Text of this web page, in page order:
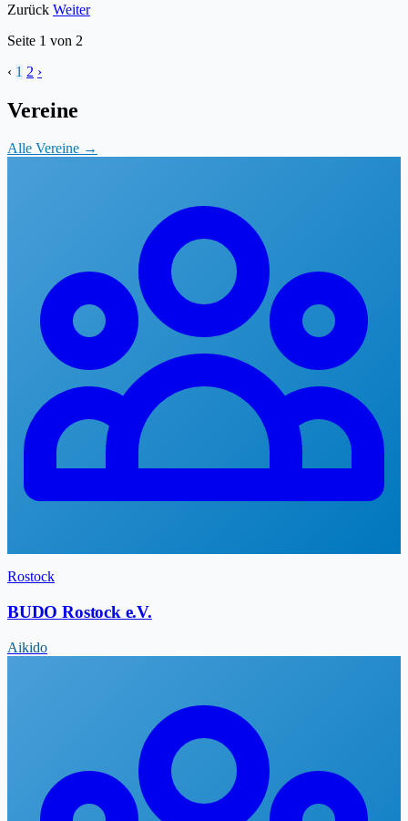
Zurück Weiter
Seite 1 von 2
‹ 1 2 ›
Vereine
Alle Vereine →
Rostock
BUDO Rostock e.V.
Aikido